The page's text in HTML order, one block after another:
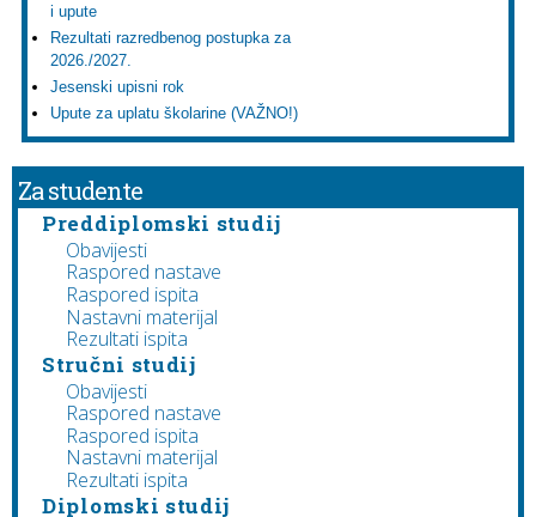
i upute
Rezultati razredbenog postupka za
2026./2027.
Jesenski upisni rok
Upute za uplatu školarine (VAŽNO!)
Za studente
Preddiplomski studij
Obavijesti
Raspored nastave
Raspored ispita
Nastavni materijal
Rezultati ispita
Stručni studij
Obavijesti
Raspored nastave
Raspored ispita
Nastavni materijal
Rezultati ispita
Diplomski studij